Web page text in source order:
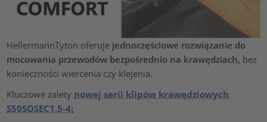
HellermannTyton oferuje jednoczęściowe rozwiązanie do
mocowania przewodów bezpośrednio na krawędziach, bez
konieczności wiercenia czy klejenia.
Kluczowe zalety nowej serii klipów krawędziowych
S50SOSEC1.5-4: